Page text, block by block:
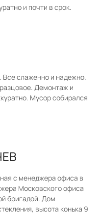
и почти в срок.
Все слаженно и надежно.
Демонтаж и
Мусор собирался
с менеджера офиса в
Московского офиса
бригадой. Дом
высота конька 9